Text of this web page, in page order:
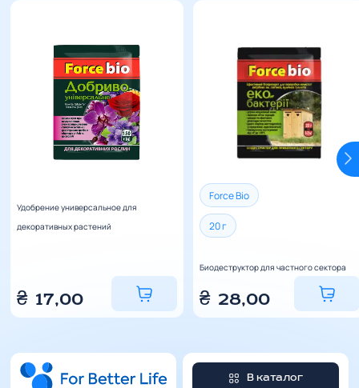
Удобрение универсальное для
декоративных растений
17,00
₴
Force Bio
20 г
Биодеструктор для частного сектора
28,00
₴
В каталог